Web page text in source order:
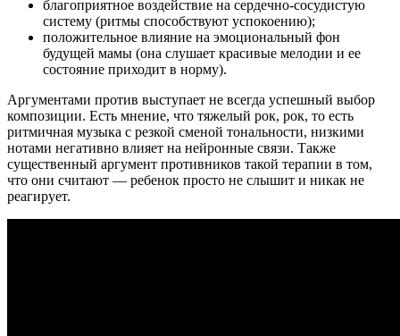
благоприятное воздействие на сердечно-сосудистую
систему (ритмы способствуют успокоению);
положительное влияние на эмоциональный фон
будущей мамы (она слушает красивые мелодии и ее
состояние приходит в норму).
Аргументами против выступает не всегда успешный выбор
композиции. Есть мнение, что тяжелый рок, рок, то есть
ритмичная музыка с резкой сменой тональности, низкими
нотами негативно влияет на нейронные связи. Также
существенный аргумент противников такой терапии в том,
что они считают — ребенок просто не слышит и никак не
реагирует.